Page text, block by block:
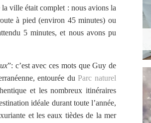
ville était complet : nous avions la
à pied (environ 45 minutes) ou
5 minutes, et nous avons pu
”: c’est avec ces mots que Guy de
entourée duParc naturel
et les nombreux itinéraires
idéale durant toute l’année,
et les eaux tièdes de la mer